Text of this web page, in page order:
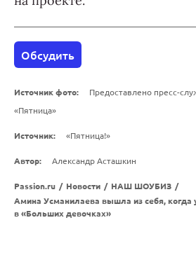
Обсудить
Источник фото:
Предоставлено пресс-
«Пятница»
Источник: «Пятница!»
Автор: Александр Асташкин
Passion.ru / Новости / НАШ ШОУБИЗ /
Амина Усманилаева вышла из себя, когда
в «Больших девочках»